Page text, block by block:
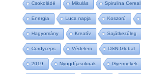
Csokoládé Mikulás Spirulina Cereal
Energia Luca napja Koszorú
Hagyomány Kreatív Sajátkezűleg
Cordyceps Védelem DSN Global
2019 Nyugdíjasoknak Gyermekek